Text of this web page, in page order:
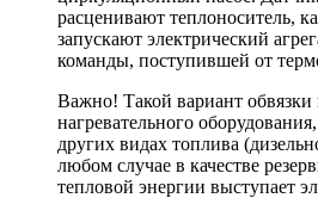
расценивают теплоноситель,
запускают электрический
команды, поступившей от
Важно! Такой вариант обвязки
нагревательного
других видах топлива
любом случае в качестве
тепловой энергии выступает